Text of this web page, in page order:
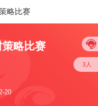
略比赛
略比赛
20
3人